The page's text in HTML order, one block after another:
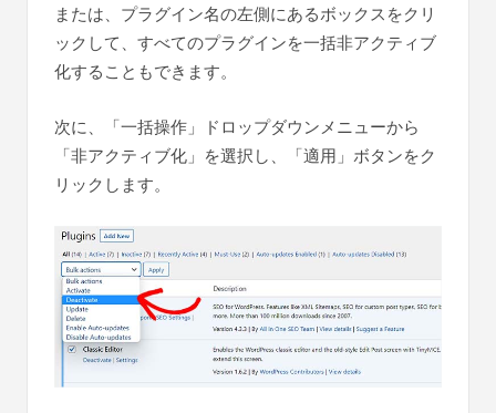
または、プラグイン名の左側にあるボックスをクリ
ックして、すべてのプラグインを一括非アクティブ
化することもできます。
次に、「一括操作」ドロップダウンメニューから
「非アクティブ化」を選択し、「適用」ボタンをク
リックします。